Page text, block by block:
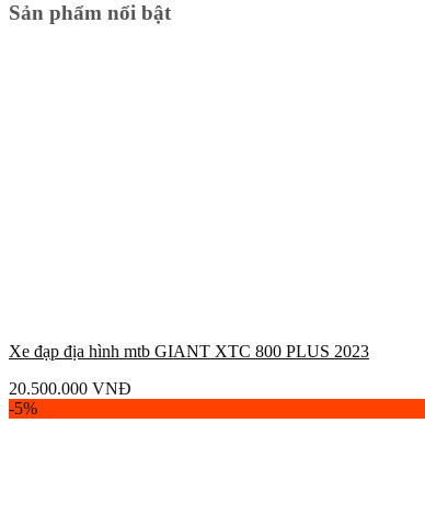
Sản phẩm nổi bật
Xe đạp địa hình mtb GIANT XTC 800 PLUS 2023
20.500.000 VNĐ
-5%